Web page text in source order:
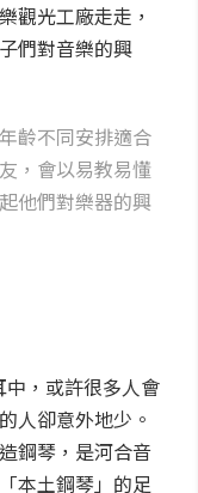
觀光工廠走走，
們對音樂的興
齡不同安排適合
，會以易教易懂
他們對樂器的興
，或許很多人會
人卻意外地少。
鋼琴，是河合音
本土鋼琴」的足